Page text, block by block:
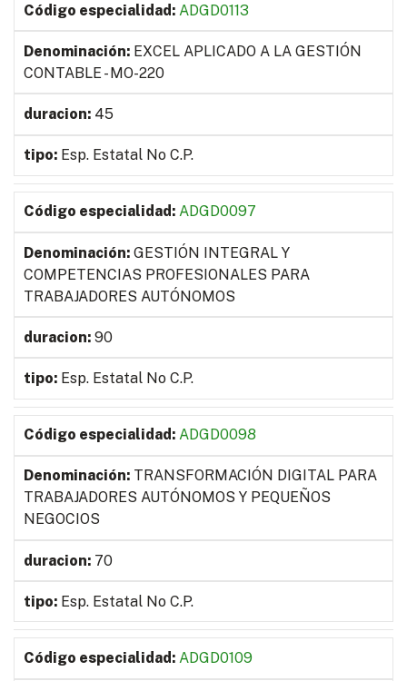
ADGD0113
EXCEL APLICADO A LA GESTIÓN
CONTABLE - MO-220
45
Esp. Estatal No C.P.
ADGD0097
GESTIÓN INTEGRAL Y
COMPETENCIAS PROFESIONALES PARA
TRABAJADORES AUTÓNOMOS
90
Esp. Estatal No C.P.
ADGD0098
TRANSFORMACIÓN DIGITAL PARA
TRABAJADORES AUTÓNOMOS Y PEQUEÑOS
NEGOCIOS
70
Esp. Estatal No C.P.
ADGD0109